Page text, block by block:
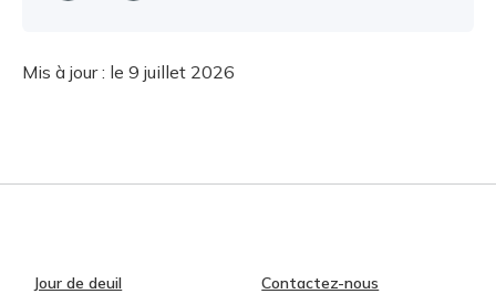
Mis à jour : le 9 juillet 2026
Jour de deuil Contactez-nous